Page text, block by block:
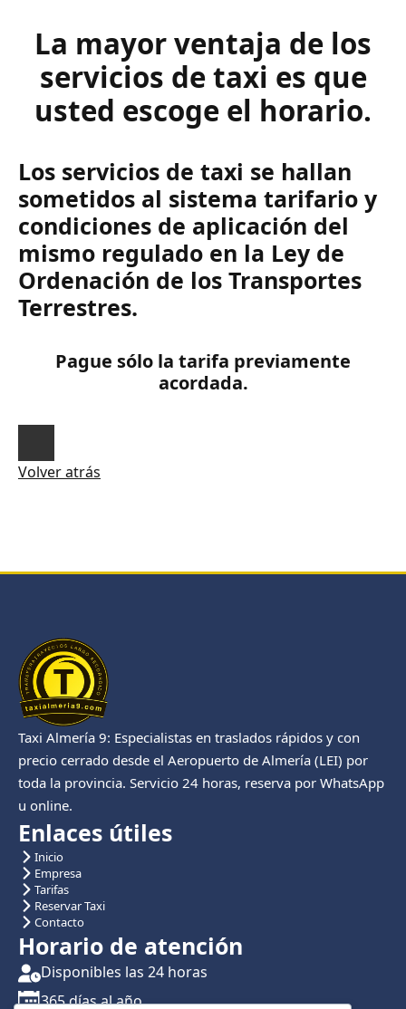
La mayor ventaja de los
servicios de taxi es que
usted escoge el horario.
Los servicios de taxi se hallan
sometidos al sistema tarifario y
condiciones de aplicación del
mismo regulado en la Ley de
Ordenación de los Transportes
Terrestres.
Pague sólo la tarifa previamente
acordada.
Volver atrás
Taxi Almería 9: Especialistas en traslados rápidos y con
precio cerrado desde el Aeropuerto de Almería (LEI) por
toda la provincia. Servicio 24 horas, reserva por WhatsApp
u online.
Enlaces útiles
Inicio
Empresa
Tarifas
Reservar Taxi
Contacto
Horario de atención
Disponibles las 24 horas
365 días al año